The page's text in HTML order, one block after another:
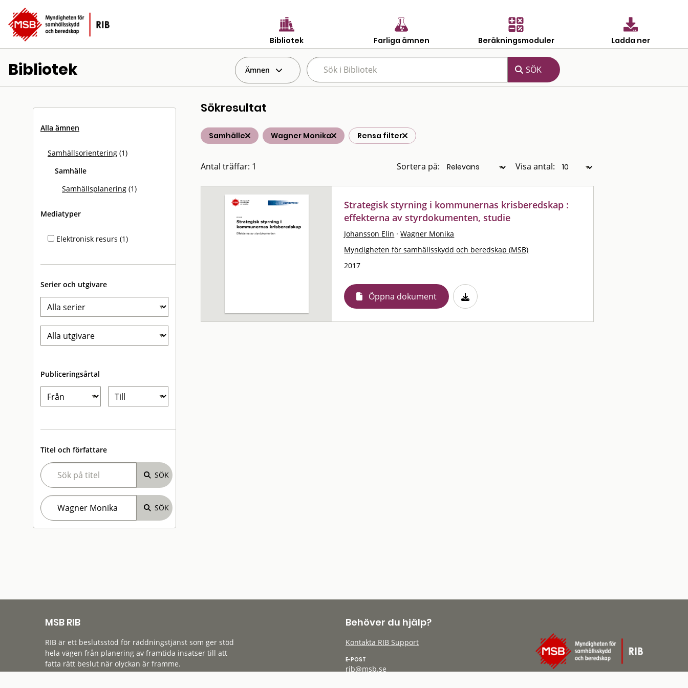
Bibliotek Farliga ämnen Beräkningsmoduler Ladda ner
Bibliotek Ämnen
Alla ämnen
Samhällsorientering (1)
Samhälle
Samhällsplanering (1)
Mediatyper
Elektronisk resurs (1)
Serier och utgivare
Publiceringsårtal
Titel och författare
Sökresultat
Samhälle Wagner Monika Rensa filter
Antal träffar: 1 Sortera på: Visa antal:
Strategisk styrning i kommunernas krisberedskap :
effekterna av styrdokumenten, studie
Johansson Elin · Wagner Monika
Myndigheten för samhällsskydd och beredskap (MSB)
2017
Öppna dokument
MSB RIB
RIB är ett beslutsstöd för räddningstjänst som ger stöd
hela vägen från planering av framtida insatser till att
fatta rätt beslut när olyckan är framme.
Behöver du hjälp?
Kontakta RIB Support
E-POST
rib@msb.se